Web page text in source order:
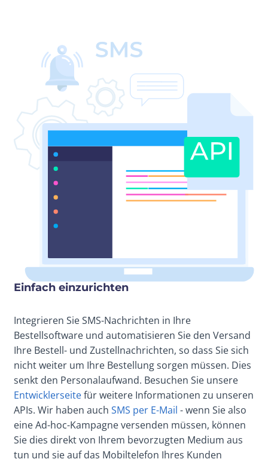
Einfach einzurichten
Integrieren Sie SMS-Nachrichten in Ihre
Bestellsoftware und automatisieren Sie den Versand
Ihre Bestell- und Zustellnachrichten, so dass Sie sich
nicht weiter um Ihre Bestellung sorgen müssen. Dies
senkt den Personalaufwand. Besuchen Sie unsere
Entwicklerseitefür weitere Informationen zu unseren
APIs. Wir haben auch SMS per E-Mail - wenn Sie also
eine Ad-hoc-Kampagne versenden müssen, können
Sie dies direkt von Ihrem bevorzugten Medium aus
tun und sie auf das Mobiltelefon Ihres Kunden